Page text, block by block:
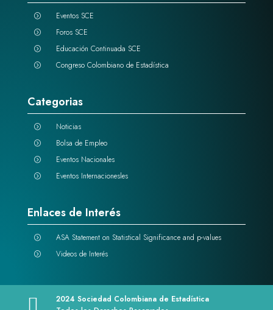
= Eventos SCE
= Foros SCE
= Educación Continuada SCE
= Congreso Colombiano de Estadística
Categorias
= Noticias
= Bolsa de Empleo
= Eventos Nacionales
= Eventos Internacionesles
Enlaces de Interés
= ASA Statement on Statistical Significance and p-values
= Videos de Interés

2024 Sociedad Colombiana de Estadística